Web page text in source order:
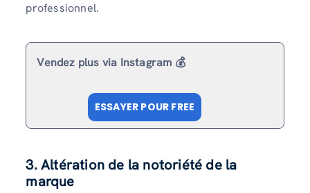
professionnel.
Vendez plus via Instagram 💰
ESSAYER POUR FREE
3. Altération de la notoriété de la
marque